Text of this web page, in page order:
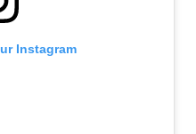
Instagram